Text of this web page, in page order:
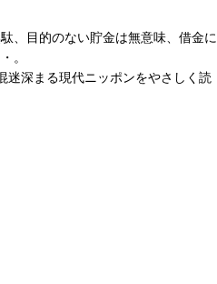
、目的のない貯金は無意味、借金に
。
迷深まる現代ニッポンをやさしく読